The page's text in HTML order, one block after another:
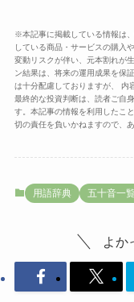
※本記事に掲載している情報は
している商品・サービスの購入
変動リスクが伴い、元本割れが
ン結果は、将来の運用成果を保
は十分配慮しておりますが、 内
最終的な投資判断は、読者ご自
す。本記事の情報を利用したこ
切の責任を負いかねますので、
用語辞典 五十音一覧
よか